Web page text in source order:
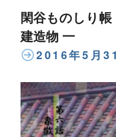
閑谷ものしり
建造物 一
2016年5月